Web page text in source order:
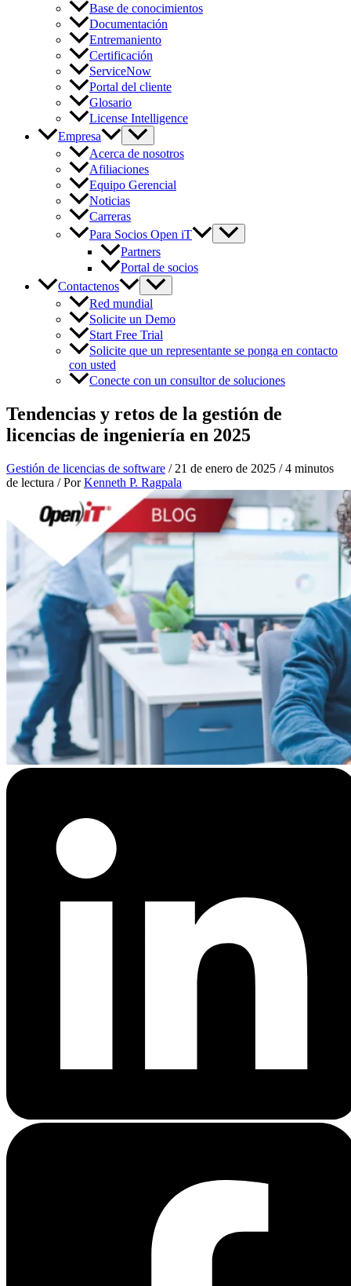
Base de conocimientos
Documentación
Entremaniento
Certificación
ServiceNow
Portal del cliente
Glosario
License Intelligence
Empresa
Acerca de nosotros
Afiliaciones
Equipo Gerencial
Noticias
Carreras
Para Socios Open iT
Partners
Portal de socios
Contactenos
Red mundial
Solicite un Demo
Start Free Trial
Solicite que un representante se ponga en contacto
con usted
Conecte con un consultor de soluciones
Tendencias y retos de la gestión de
licencias de ingeniería en 2025
Gestión de licencias de software / 21 de enero de 2025 /4 minutos
de lectura / PorKenneth P. Ragpala